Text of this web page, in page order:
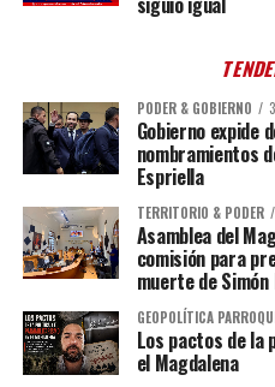
PODER & GOBIERNO
Gobierno expide
nombramientos
Espriella
TERRITORIO & PODER
Asamblea del
comisión para
muerte de
GEOPOLÍTICA
Los pactos de
el Magdalena